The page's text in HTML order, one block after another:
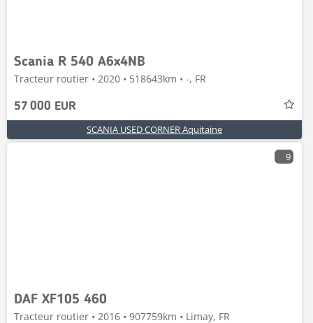
Scania R 540 A6x4NB
Tracteur routier • 2020 • 518643km • -, FR
57 000 EUR
SCANIA USED CORNER Aquitaine
9
DAF XF105 460
Tracteur routier • 2016 • 907759km • Limay, FR